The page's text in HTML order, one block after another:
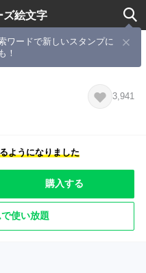
ズ絵文字
ワードで新しいスタンプに
！だよ THIRD
3,941
ようになりました
購入する
使い放題